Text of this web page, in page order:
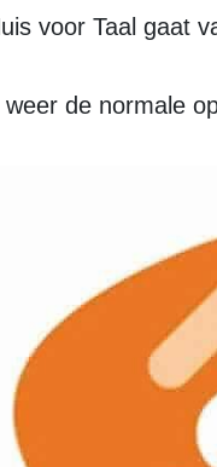
voor Taal gaat
weer de normale